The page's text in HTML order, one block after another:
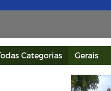
Categorias Gerais